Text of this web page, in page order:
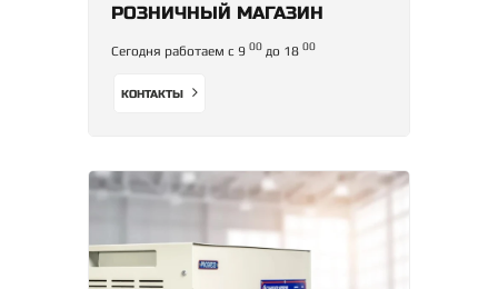
РОЗНИЧНЫЙ МАГАЗИН
Сегодня работаем с 9 00 до 18 00
КОНТАКТЫ